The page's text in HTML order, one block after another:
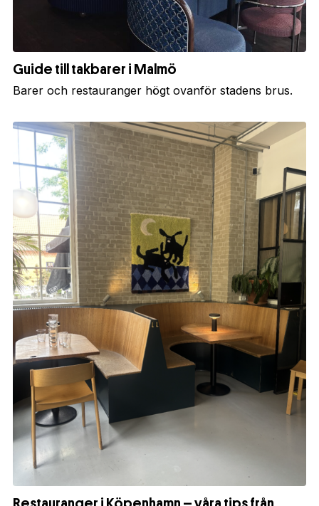
Guide till takbarer i Malmö
Barer och restauranger högt ovanför stadens brus.